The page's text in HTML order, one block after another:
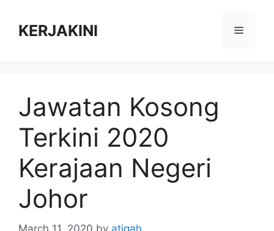
contentKERJAKINI Menu
Jawatan Kosong
Terkini 2020
Kerajaan Negeri
Johor
March 11, 2020 by atiqah